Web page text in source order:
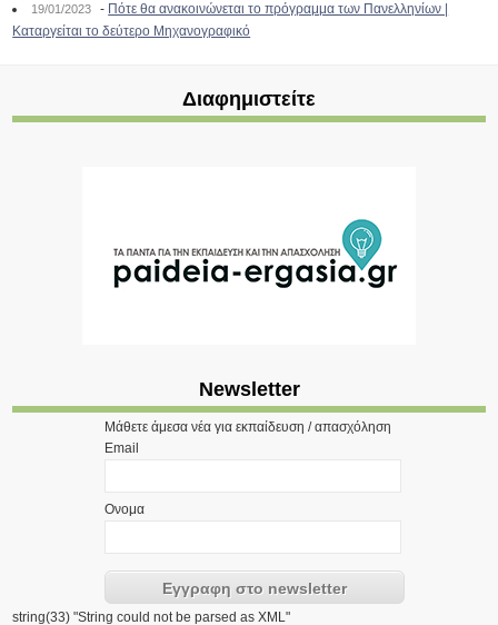
19/01/2023 - Πότε θα ανακοινώνεται το πρόγραμμα των Πανελληνίων |
Καταργείται το δεύτερο Μηχανογραφικό
Διαφημιστείτε
Newsletter
Μάθετε άμεσα νέα για εκπαίδευση / απασχόληση
Email
Ονομα
string(33) "String could not be parsed as XML"